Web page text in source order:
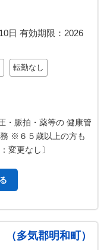
日 有効期限： 2026
転勤なし
・脈拍・薬等の 健康管
※６５歳以上の方も
変更なし〕
多気郡明和町）